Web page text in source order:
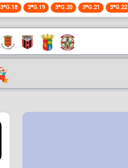
3ªG.18 3ªG.19 3ªG.20 3ªG.21 3ªG.22